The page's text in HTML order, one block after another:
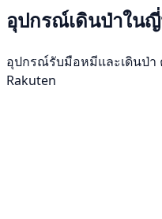
อุปกรณ์เดินป่าใน
อุปกรณ์รับมือหมีและเดินป่า
Rakuten